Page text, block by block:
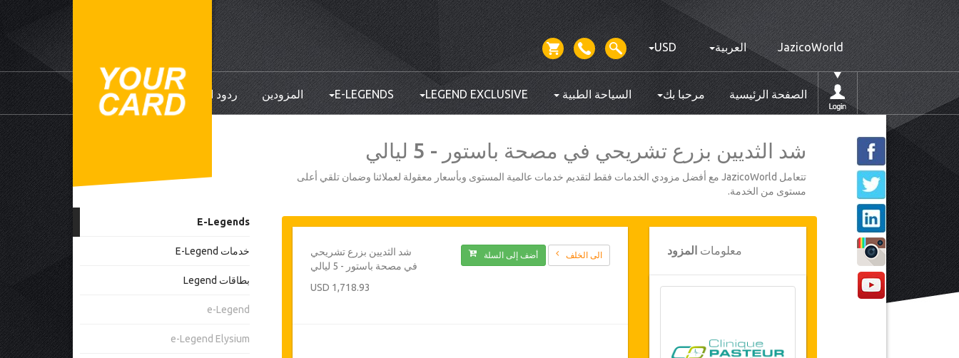
JazicoWorld العربية USD
الصفحة الرئيسية مرحبا بك السياحة الطبية LEGEND EXCLUSIVE
E-LEGENDS المزودين ردود الفعل
E-Legends
خدمات E-Legend
بطاقات Legend
e-Legend
e-Legend Elysium
شد الثديين بزرع تشريحي في مصحة باستور - 5 ليالي
تتعامل JazicoWorld مع أفضل مزودي الخدمات فقط لتقديم خدمات عالمية المستوى وبأسعار معقولة لعملائنا وضمان تلقي أعلى
مستوى من الخدمة.
شد الثديين بزرع تشريحي
في مصحة باستور - 5 ليالي
1,718.93 USD
الى الخلف أضف إلى السلة معلومات المزود